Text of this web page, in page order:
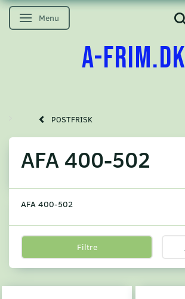
Skifte navigation
Menu
A-FRIM.DK
POSTFRISK
AFA 400-502
AFA 400-502
Filtre